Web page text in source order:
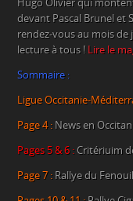
Hugo Olivier qui
devant Pascal Brunel et
rendez-vous au mois de
lecture à tous ! Lire le
Sommaire :
Ligue Occitanie-
Page 4 : News en
Pages 5 & 6 : Critériuim
Page 7 : Rallye du